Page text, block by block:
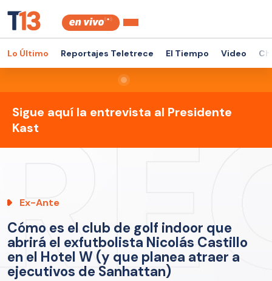
Lo Último Reportajes Teletrece El Tiempo Video
Sigue aquí la entrevista al Presidente
Kast
Ex-Ante
Cómo es el club de golf indoor que
abrirá el exfutbolista Nicolás Castillo
en el Hotel W (y que planea atraer a
ejecutivos de Sanhattan)